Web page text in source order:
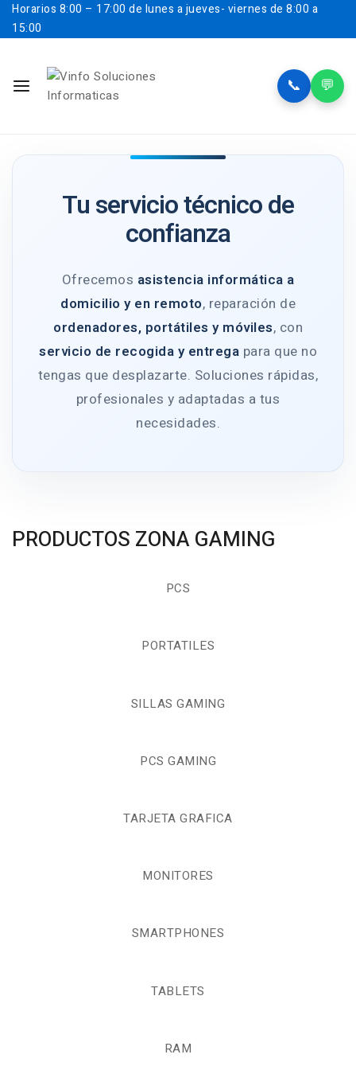
Horarios 8:00 – 17:00 de lunes a jueves- viernes de 8:00 a
15:00
📞 💬
Tu servicio técnico de
confianza
Ofrecemos asistencia informática a
domicilio y en remoto, reparación de
ordenadores, portátiles y móviles, con
servicio de recogida y entrega para que no
tengas que desplazarte. Soluciones rápidas,
profesionales y adaptadas a tus
necesidades.
PRODUCTOS ZONA GAMING
PCS
PORTATILES
SILLAS GAMING
PCS GAMING
TARJETA GRAFICA
MONITORES
SMARTPHONES
TABLETS
RAM